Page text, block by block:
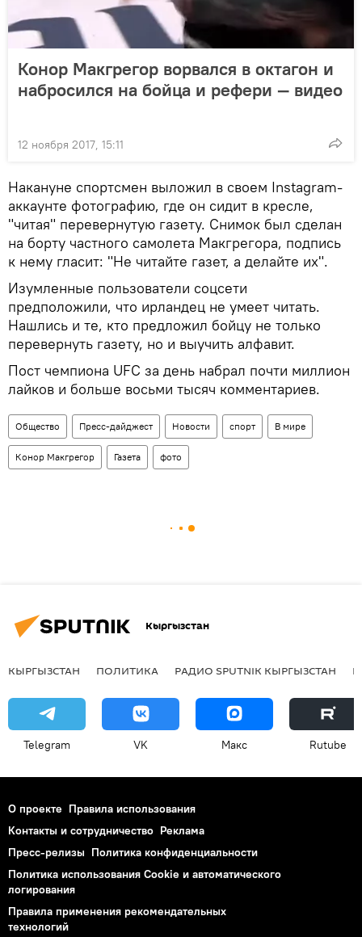
Конор Макгрегор ворвался в октагон и
набросился на бойца и рефери — видео
12 ноября 2017, 15:11
Накануне спортсмен выложил в своем Instagram-
аккаунте фотографию, где он сидит в кресле,
"читая" перевернутую газету. Снимок был сделан
на борту частного самолета Макгрегора, подпись
к нему гласит: "Не читайте газет, а делайте их".
Изумленные пользователи соцсети
предположили, что ирландец не умеет читать.
Нашлись и те, кто предложил бойцу не только
перевернуть газету, но и выучить алфавит.
Пост чемпиона UFC за день набрал почти миллион
лайков и больше восьми тысяч комментариев.
Общество Пресс-дайджест Новости спорт В мире
Конор Макгрегор Газета фото
Кыргызстан
КЫРГЫЗСТАН ПОЛИТИКА РАДИО SPUTNIK КЫРГЫЗСТАН
Telegram VK Макс Rutube
О проекте Правила использования
Контакты и сотрудничество Реклама
Пресс-релизы Политика конфиденциальности
Политика использования Cookie и автоматического
логирования
Правила применения рекомендательных
технологий